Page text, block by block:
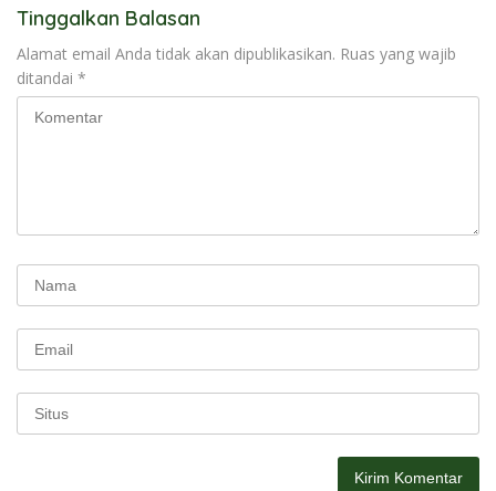
Tinggalkan Balasan
Alamat email Anda tidak akan dipublikasikan. Ruas yang wajib
ditandai *